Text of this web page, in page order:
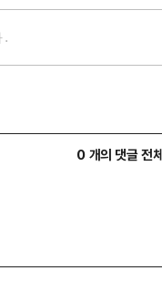
0 개의 댓글 전